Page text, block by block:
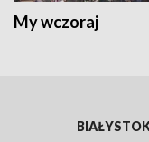
My wczoraj